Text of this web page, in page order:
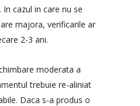
cazul in care nu se
majora, verificarile ar
2-3 ani.
moderata a
trebuie re-aliniat
Daca s-a produs o